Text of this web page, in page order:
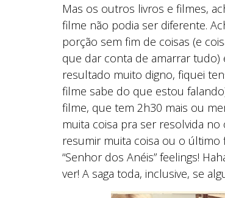
Mas os outros livros e filmes,
filme não podia ser diferente.
porção sem fim de coisas (e
que dar conta de amarrar tudo)
resultado muito digno, fiquei
filme sabe do que estou
filme, que tem 2h30 mais ou
muita coisa pra ser resolvida
resumir muita coisa ou o último
“Senhor dos Anéis” feelings!
ver! A saga toda, inclusive, se